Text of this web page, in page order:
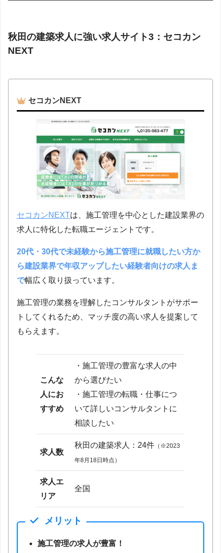
秋田の建築求人に強い求人サイト3：セコカン
NEXT
セコカンNEXT
セコカンNEXTは、施工管理を中心とした建設業界の
求人に特化した転職エージェントです。
20代・30代で未経験から施工管理に就職したい方か
ら建設業界で年収アップしたい経験者向けの求人ま
で幅広く取り扱っています。
施工管理の業務を理解したコンサルタントがサポー
トしてくれるため、マッチ度の高い求人を提案して
もらえます。
こんな
人にお
すすめ
・施工管理の豊富な求人の中
から選びたい
・施工管理の転職・仕事につ
いて詳しいコンサルタントに
相談したい
求人数
秋田の建築求人：24件 （※2023
年8月18日時点）
求人エ
リア
全国
メリット
施工管理の求人が豊富！